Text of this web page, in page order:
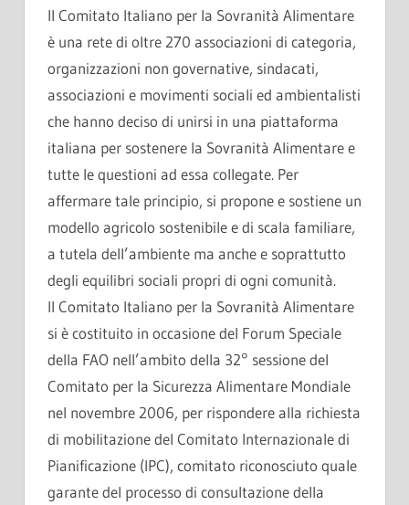
Il Comitato Italiano per la Sovranità Alimentare
è una rete di oltre 270 associazioni di categoria,
organizzazioni non governative, sindacati,
associazioni e movimenti sociali ed ambientalisti
che hanno deciso di unirsi in una piattaforma
italiana per sostenere la Sovranità Alimentare e
tutte le questioni ad essa collegate. Per
affermare tale principio, si propone e sostiene un
modello agricolo sostenibile e di scala familiare,
a tutela dell’ambiente ma anche e soprattutto
degli equilibri sociali propri di ogni comunità.
Il Comitato Italiano per la Sovranità Alimentare
si è costituito in occasione del Forum Speciale
della FAO nell’ambito della 32° sessione del
Comitato per la Sicurezza Alimentare Mondiale
nel novembre 2006, per rispondere alla richiesta
di mobilitazione del Comitato Internazionale di
Pianificazione (IPC), comitato riconosciuto quale
garante del processo di consultazione della